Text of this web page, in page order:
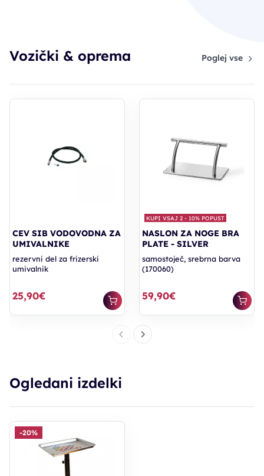
Vozički & oprema Poglej vse
CEV SIB VODOVODNA ZA
UMIVALNIKE
rezervni del za frizerski
umivalnik
25,90€
KUPI VSAJ 2 - 10% POPUST
NASLON ZA NOGE BRA
PLATE - SILVER
samostoječ, srebrna barva
(170060)
59,90€
Ogledani izdelki
-20%